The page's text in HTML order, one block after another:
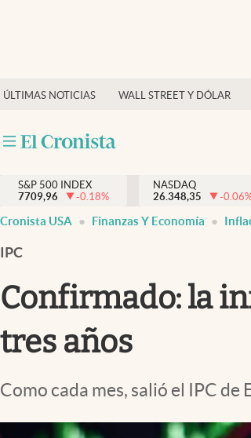
ÚLTIMAS NOTICIAS WALL STREET Y DÓLAR
Finanzas y economía
Inmigración
Trending
Streaming
PC y mobile
S&P 500 INDEX
7709,96
-0.18%
NASDAQ
26.348,35
-0.06
Cronista USA Finanzas Y Economía
IPC
Confirmado: la
tres años
Como cada mes, salió el IPC